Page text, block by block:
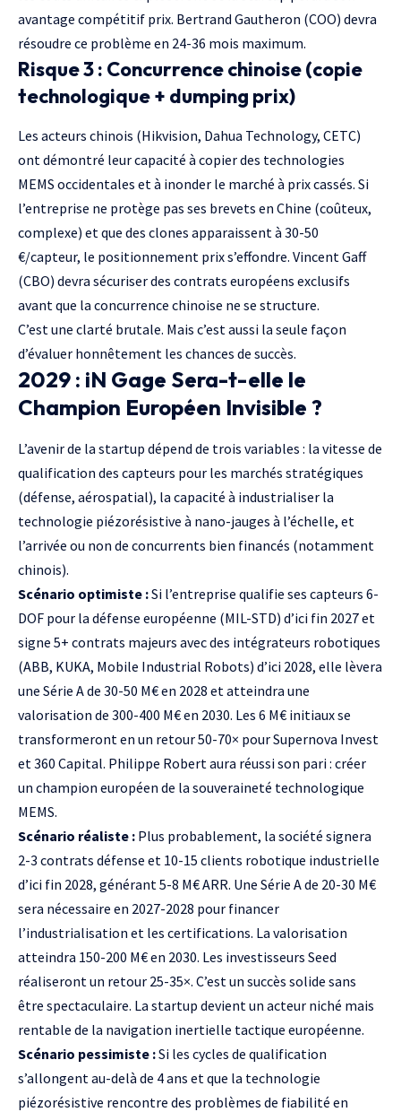
avantage compétitif prix. Bertrand Gautheron (COO) devra
résoudre ce problème en 24-36 mois maximum.
Risque 3 : Concurrence chinoise (copie
technologique + dumping prix)
Les acteurs chinois (Hikvision, Dahua Technology, CETC)
ont démontré leur capacité à copier des technologies
MEMS occidentales et à inonder le marché à prix cassés. Si
l’entreprise ne protège pas ses brevets en Chine (coûteux,
complexe) et que des clones apparaissent à 30-50
€/capteur, le positionnement prix s’effondre. Vincent Gaff
(CBO) devra sécuriser des contrats européens exclusifs
avant que la concurrence chinoise ne se structure.
C’est une clarté brutale. Mais c’est aussi la seule façon
d’évaluer honnêtement les chances de succès.
2029 : iN Gage Sera-t-elle le
Champion Européen Invisible ?
L’avenir de la startup dépend de trois variables : la vitesse de
qualification des capteurs pour les marchés stratégiques
(défense, aérospatial), la capacité à industrialiser la
technologie piézorésistive à nano-jauges à l’échelle, et
l’arrivée ou non de concurrents bien financés (notamment
chinois).
Scénario optimiste :Si l’entreprise qualifie ses capteurs 6-
DOF pour la défense européenne (MIL-STD) d’ici fin 2027 et
signe 5+ contrats majeurs avec des intégrateurs robotiques
(ABB, KUKA, Mobile Industrial Robots) d’ici 2028, elle lèvera
une Série A de 30-50 M€ en 2028 et atteindra une
valorisation de 300-400 M€ en 2030. Les 6 M€ initiaux se
transformeront en un retour 50-70× pour Supernova Invest
et 360 Capital. Philippe Robert aura réussi son pari : créer
un champion européen de la souveraineté technologique
MEMS.
Scénario réaliste : Plus probablement, la société signera
2-3 contrats défense et 10-15 clients robotique industrielle
d’ici fin 2028, générant 5-8 M€ARR. Une Série A de 20-30 M€
sera nécessaire en 2027-2028 pour financer
l’industrialisation et les certifications. La valorisation
atteindra 150-200 M€ en 2030. Les investisseurs Seed
réaliseront un retour 25-35×. C’est un succès solide sans
être spectaculaire. La startup devient un acteur niché mais
rentable de la navigation inertielle tactique européenne.
Scénario pessimiste :Si les cycles de qualification
s’allongent au-delà de 4 ans et que la technologie
piézorésistive rencontre des problèmes de fiabilité en